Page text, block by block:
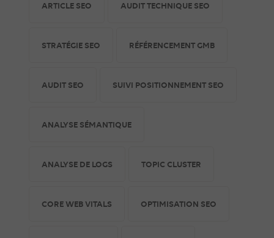
ARTICLE SEO AUDIT TECHNIQUE SEO
STRATÉGIE SEO RÉFÉRENCEMENT GMB
AUDIT SEO SUIVI POSITIONNEMENT SEO
ANALYSE SÉMANTIQUE
ANALYSE DE LOGS TOPIC CLUSTER
CORE WEB VITALS OPTIMISATION SEO